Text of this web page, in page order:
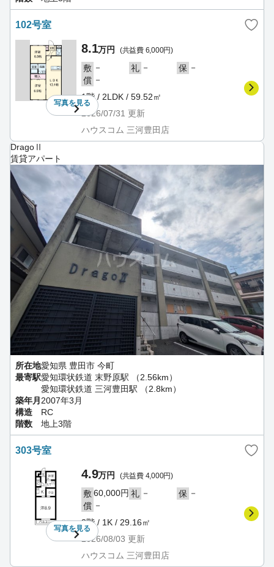
102号室
写真を見る
8.1万円 (共益費 6,000円)
敷 － 礼 － 保 －
償 －
1階 / 2LDK / 59.52㎡
2026/07/31 更新
ハウスコム 三河豊田店
DragoⅡ
賃貸アパート
所在地愛知県 豊田市 今町
最寄駅愛知環状鉄道 末野原駅 （2.56km）
愛知環状鉄道 三河豊田駅 （2.8km）
築年月 2007年3月
構造
RC
階数
地上3階
303号室
写真を見る
4.9万円 (共益費 4,000円)
敷60,000円 礼 － 保 －
償 －
3階 / 1K / 29.16㎡
2026/08/03 更新
ハウスコム 三河豊田店